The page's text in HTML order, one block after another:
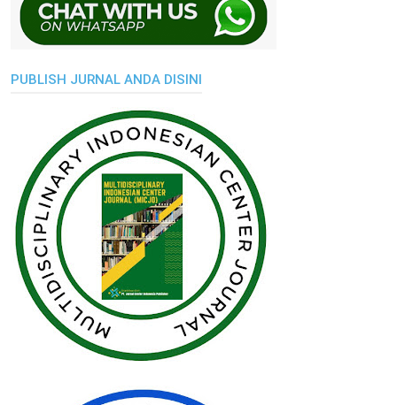
PUBLISH JURNAL ANDA DISINI